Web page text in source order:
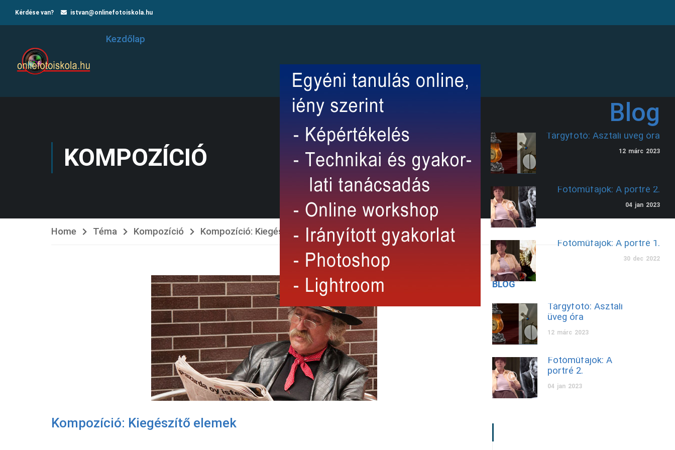
Kérdése van? istvan@onlinefotoiskola.hu
Kezdőlap
Blog
Tárgyfotó: Asztali üveg óra
12 márc 2023
Fotóműfajok: A portré 2.
04 jan 2023
Fotóműfajok: A portré 1.
30 dec 2022
KOMPOZÍCIÓ
Home Téma Kompozíció Kompozíció: Kiegészítő elemek
Kompozíció: Kiegészítő elemek
BLOG
Tárgyfotó: Asztali
üveg óra
12 márc 2023
Fotóműfajok: A
portré 2.
04 jan 2023